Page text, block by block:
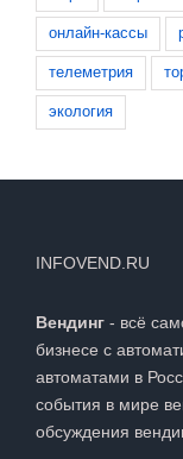
онлайн-кассы
телеметрия
экология
бизнесе с
автоматами в
события в мире
обсуждения